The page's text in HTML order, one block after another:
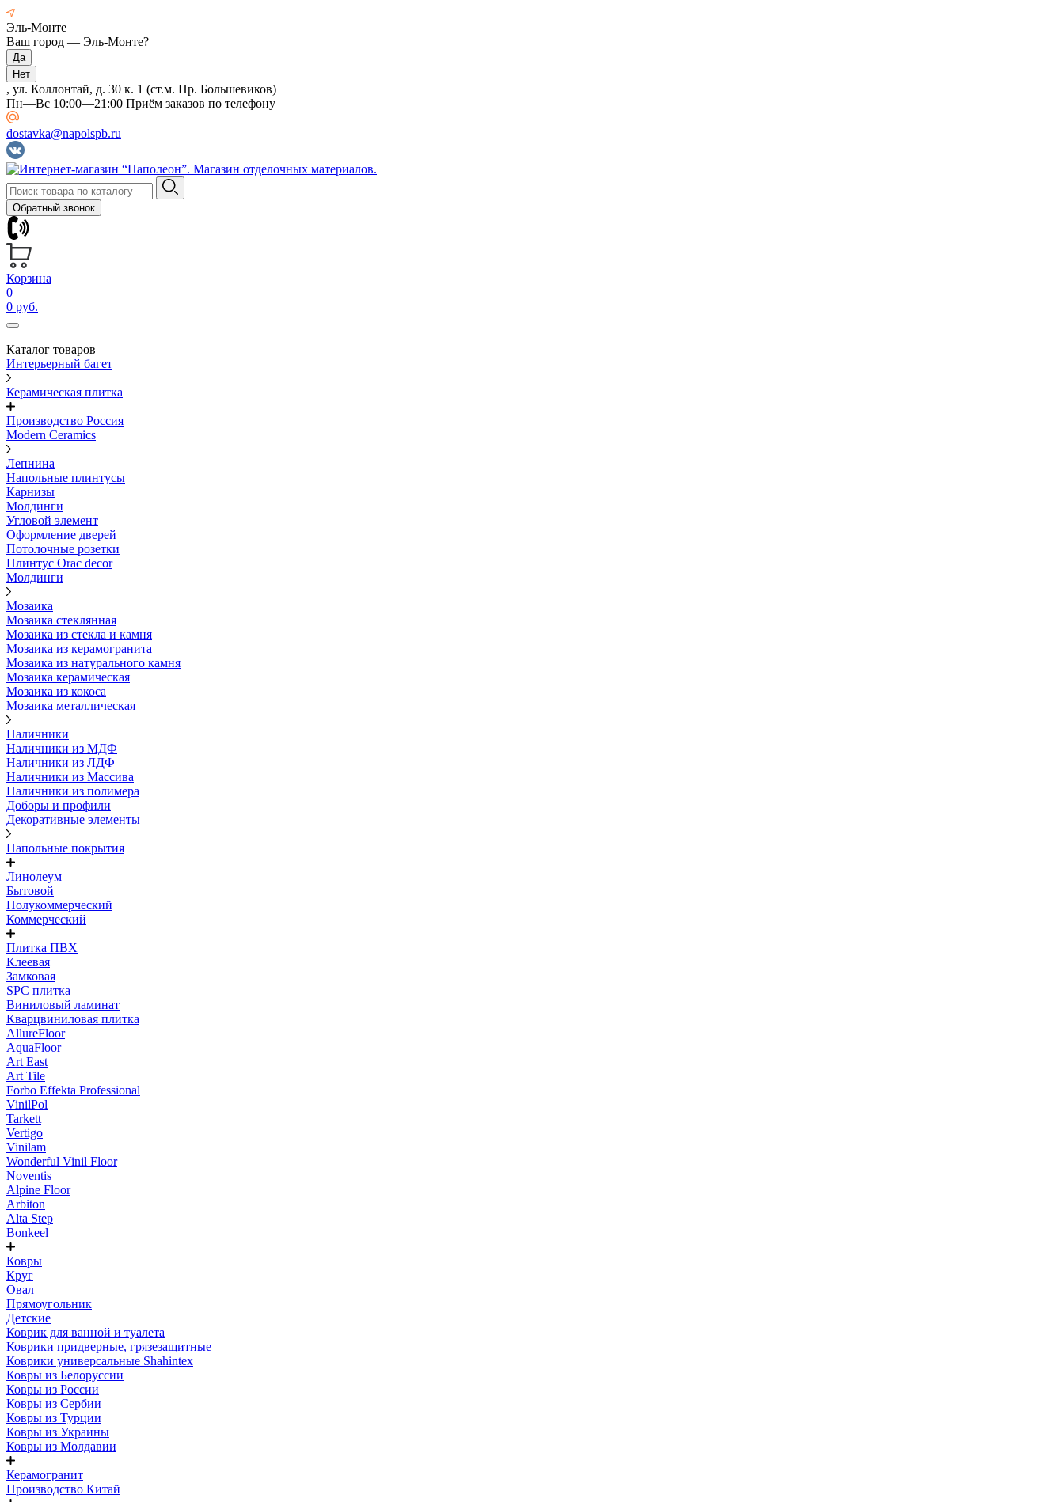
Эль-Монте
Ваш город — Эль-Монте?
, ул. Коллонтай, д. 30 к. 1 (ст.м. Пр. Большевиков)
Пн—Вс 10:00—21:00 Приём заказов по телефону
dostavka@napolspb.ru
Обратный звонок
Корзина
0
0 руб.
Каталог товаров
Интерьерный багет
Керамическая плитка
Производство Россия
Modern Ceramics
Лепнина
Напольные плинтусы
Карнизы
Молдинги
Угловой элемент
Оформление дверей
Потолочные розетки
Плинтус Orac decor
Молдинги
Мозаика
Мозаика стеклянная
Мозаика из стекла и камня
Мозаика из керамогранита
Мозаика из натурального камня
Мозаика керамическая
Мозаика из кокоса
Мозаика металлическая
Наличники
Наличники из МДФ
Наличники из ЛДФ
Наличники из Массива
Наличники из полимера
Доборы и профили
Декоративные элементы
Напольные покрытия
Линолеум
Бытовой
Полукоммерческий
Коммерческий
Плитка ПВХ
Клеевая
Замковая
SPC плитка
Виниловый ламинат
Кварцвиниловая плитка
AllureFloor
AquaFloor
Art East
Art Tile
Forbo Effekta Professional
VinilPol
Tarkett
Vertigo
Vinilam
Wonderful Vinil Floor
Noventis
Alpine Floor
Arbiton
Alta Step
Bonkeel
Ковры
Круг
Овал
Прямоугольник
Детские
Коврик для ванной и туалета
Коврики придверные, грязезащитные
Коврики универсальные Shahintex
Ковры из Белоруссии
Ковры из России
Ковры из Сербии
Ковры из Турции
Ковры из Украины
Ковры из Молдавии
Керамогранит
Производство Китай